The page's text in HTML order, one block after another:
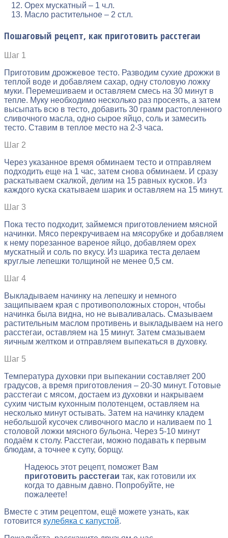
Орех мускатный – 1 ч.л.
Масло растительное – 2 ст.л.
Пошаговый рецепт, как приготовить расстегаи
Шаг 1
Приготовим дрожжевое тесто. Разводим сухие дрожжи в
теплой воде и добавляем сахар, одну столовую ложку
муки. Перемешиваем и оставляем смесь на 30 минут в
тепле. Муку необходимо несколько раз просеять, а затем
высыпать всю в тесто, добавить 30 грамм растопленного
сливочного масла, одно сырое яйцо, соль и замесить
тесто. Ставим в теплое место на 2-3 часа.
Шаг 2
Через указанное время обминаем тесто и отправляем
подходить еще на 1 час, затем снова обминаем. И сразу
раскатываем скалкой, делим на 15 равных кусков. Из
каждого куска скатываем шарик и оставляем на 15 минут.
Шаг 3
Пока тесто подходит, займемся приготовлением мясной
начинки. Мясо перекручиваем на мясорубке и добавляем
к нему порезанное вареное яйцо, добавляем орех
мускатный и соль по вкусу. Из шарика теста делаем
круглые лепешки толщиной не менее 0,5 см.
Шаг 4
Выкладываем начинку на лепешку и немного
защипываем края с противоположных сторон, чтобы
начинка была видна, но не вываливалась. Смазываем
растительным маслом противень и выкладываем на него
расстегаи, оставляем на 15 минут. Затем смазываем
яичным желтком и отправляем выпекаться в духовку.
Шаг 5
Температура духовки при выпекании составляет 200
градусов, а время приготовления – 20-30 минут. Готовые
расстегаи с мясом, достаем из духовки и накрываем
сухим чистым кухонным полотенцем, оставляем на
несколько минут остывать. Затем на начинку кладем
небольшой кусочек сливочного масло и наливаем по 1
столовой ложки мясного бульона. Через 5-10 минут
подаём к столу. Расстегаи, можно подавать к первым
блюдам, а точнее к супу, борщу.
Надеюсь этот рецепт, поможет Вам
приготовить расстегаи так, как готовили их
когда то давным давно. Попробуйте, не
пожалеете!
Вместе с этим рецептом, ещё можете узнать, как
готовится кулебяка с капустой.